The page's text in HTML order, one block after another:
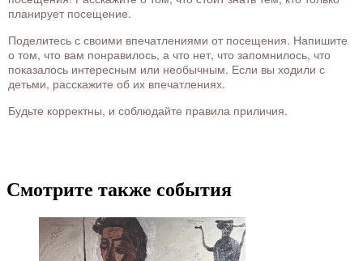
планирует посещение.
Поделитесь с своими впечатлениями от посещения. Напишите
о том, что вам понравилось, а что нет, что запомнилось, что
показалось интересным или необычным. Если вы ходили с
детьми, расскажите об их впечатлениях.
Будьте корректны, и соблюдайте правила приличия.
Смотрите также события